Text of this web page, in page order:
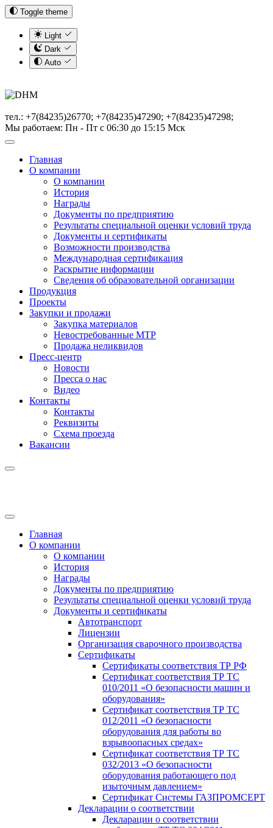
Toggle theme
Light
Dark
Auto
тел.: +7(84235)26770; +7(84235)47290; +7(84235)47298;
Мы работаем: Пн - Пт с 06:30 до 15:15 Мск
Главная
О компании
О компании
История
Награды
Документы по предприятию
Результаты специальной оценки условий труда
Документы и сертификаты
Возможности производства
Международная сертификация
Раскрытие информации
Сведения об образовательной организации
Продукция
Проекты
Закупки и продажи
Закупка материалов
Невостребованные МТР
Продажа неликвидов
Пресс-центр
Новости
Пресса о нас
Видео
Контакты
Контакты
Реквизиты
Схема проезда
Вакансии
Главная
О компании
О компании
История
Награды
Документы по предприятию
Результаты специальной оценки условий труда
Документы и сертификаты
Автотранспорт
Лицензии
Организация сварочного производства
Cертификаты
Сертификаты соответствия ТР РФ
Сертификат соответствия ТР ТС
010/2011 «О безопасности машин и
оборудования»
Сертификат соответствия ТР ТС
012/2011 «О безопасности
оборудования для работы во
взрывоопасных средах»
Сертификат соответствия ТР ТС
032/2013 «О безопасности
оборудования работающего под
изыточным давлением»
Сертификат Системы ГАЗПРОМСЕРТ
Декларации о соответствии
Декларации о соответствии